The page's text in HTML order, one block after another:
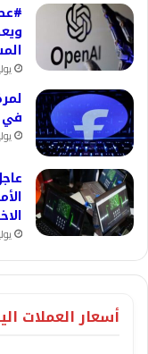
يوليو
في
يوليو
يوليو
أسعار العملات